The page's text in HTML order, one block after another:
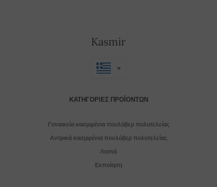
Kasmir
ΚΑΤΗΓΟΡΊΕΣ ΠΡΟΪΌΝΤΩΝ
Γυναικεία κασμιρένια πουλόβερ πολυτελείας
Αντρικά κασμιρένια πουλόβερ πολυτελείας
Λοιπά
Εκποίηση